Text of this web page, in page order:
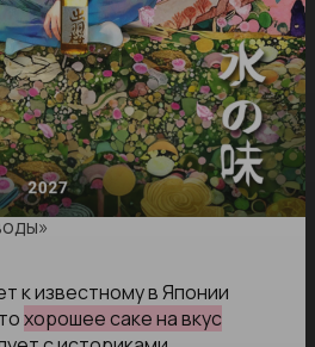
к известному в Японии
хорошее саке на вкус